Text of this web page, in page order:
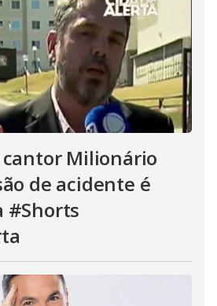
Milionário
de acidente é
#Shorts